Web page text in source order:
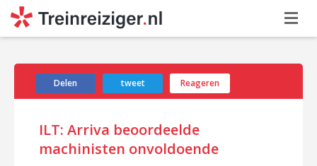
Delen tweet Reageren
ILT: Arriva beoordeelde
machinisten onvoldoende